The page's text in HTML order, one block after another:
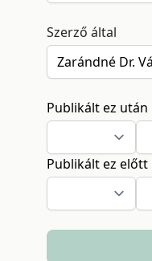
Szerző által
Publikált ez után
Publikált ez előtt